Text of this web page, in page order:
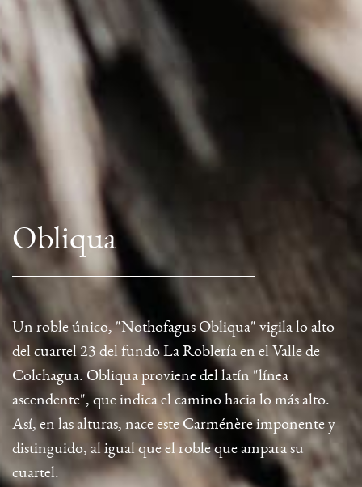
Obliqua
Un roble único, "Nothofagus Obliqua" vigila lo alto
del cuartel 23 del fundo La Roblería en el Valle de
Colchagua. Obliqua proviene del latín "línea
ascendente", que indica el camino hacia lo más alto.
Así, en las alturas, nace este Carménère imponente y
distinguido, al igual que el roble que ampara su
cuartel.